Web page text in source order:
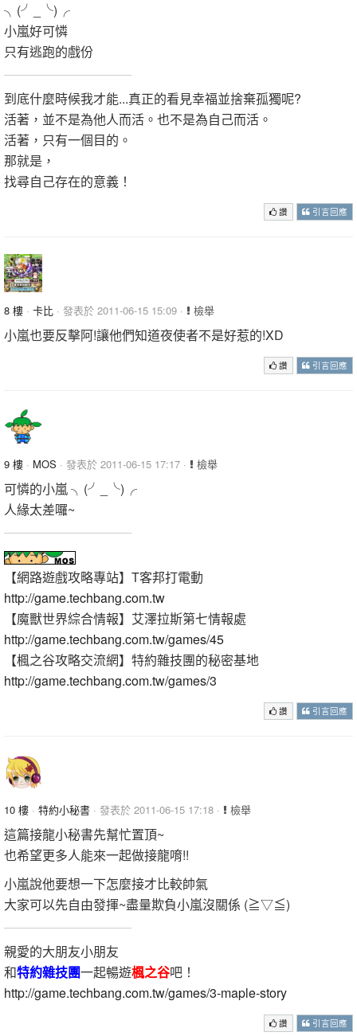
╮(╯_╰)╭
小嵐好可憐
只有逃跑的戲份
到底什麼時候我才能...真正的看見幸福並捨棄孤獨呢?
活著，並不是為他人而活。也不是為自己而活。
活著，只有一個目的。
那就是，
找尋自己存在的意義！
讚 引言回應
8 樓 · 卡比 · 發表於 2011-06-15 15:09 · 檢舉
小嵐也要反擊阿!讓他們知道夜使者不是好惹的!XD
讚 引言回應
9 樓 · MOS · 發表於 2011-06-15 17:17 · 檢舉
可憐的小嵐 ╮(╯_╰)╭
人緣太差囉~
【網路遊戲攻略專站】T客邦打電動
http://game.techbang.com.tw
【魔獸世界綜合情報】艾澤拉斯第七情報處
http://game.techbang.com.tw/games/45
【楓之谷攻略交流網】特約雜技團的秘密基地
http://game.techbang.com.tw/games/3
讚 引言回應
10 樓 · 特約小秘書 · 發表於 2011-06-15 17:18 · 檢舉
這篇接龍小秘書先幫忙置頂~
也希望更多人能來一起做接龍唷!!
小嵐說他要想一下怎麼接才比較帥氣
大家可以先自由發揮~盡量欺負小嵐沒關係 (≧▽≦)
親愛的大朋友小朋友
和特約雜技團一起暢遊楓之谷吧！
http://game.techbang.com.tw/games/3-maple-story
讚 引言回應